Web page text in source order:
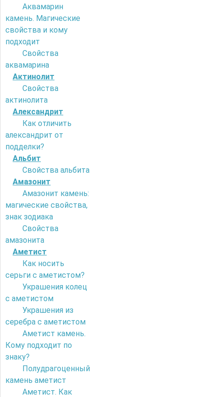
Аквамарин
камень. Магические
свойства и кому
подходит
Свойства
аквамарина
Актинолит
Свойства
актинолита
Александрит
Как отличить
александрит от
подделки?
Альбит
Свойства альбита
Амазонит
Амазонит камень:
магические свойства,
знак зодиака
Свойства
амазонита
Аметист
Как носить
серьги с аметистом?
Украшения колец
с аметистом
Украшения из
серебра с аметистом
Аметист камень.
Кому подходит по
знаку?
Полудрагоценный
камень аметист
Аметист. Как